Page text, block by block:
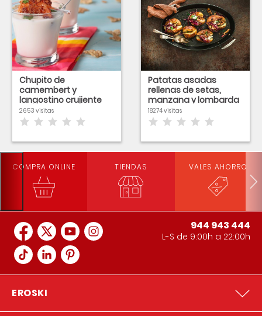
Chupito de
camembert y
langostino crujiente
2653 visitas
Patatas asadas
rellenas de setas,
manzana y lombarda
18274 visitas
COMPRA ONLINE TIENDAS VALES AHORRO
944 943 444
L-S de 9:00h a 22:00h
EROSKI